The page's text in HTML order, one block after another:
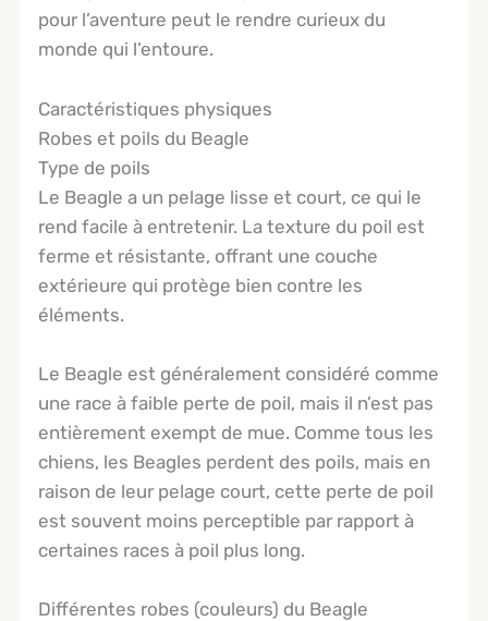
pour l’aventure peut le rendre curieux du
monde qui l’entoure.
Caractéristiques physiques
Robes et poils du Beagle
Type de poils
Le Beagle a un pelage lisse et court, ce qui le
rend facile à entretenir. La texture du poil est
ferme et résistante, offrant une couche
extérieure qui protège bien contre les
éléments.
Le Beagle est généralement considéré comme
une race à faible perte de poil, mais il n’est pas
entièrement exempt de mue. Comme tous les
chiens, les Beagles perdent des poils, mais en
raison de leur pelage court, cette perte de poil
est souvent moins perceptible par rapport à
certaines races à poil plus long.
Différentes robes (couleurs) du Beagle